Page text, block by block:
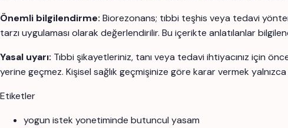
Önemli bilgilendirme: Biorezonans; tıbbi teşhis veya tedavi
tarzı uygulaması olarak değerlendirilir. Bu içerikte anlatılanlar
Yasal uyarı: Tıbbi şikayetleriniz, tanı veya tedavi ihtiyacınız için
yerine geçmez. Kişisel sağlık geçmişinize göre karar vermek
Etiketler
yogun istek yonetiminde butuncul yasam